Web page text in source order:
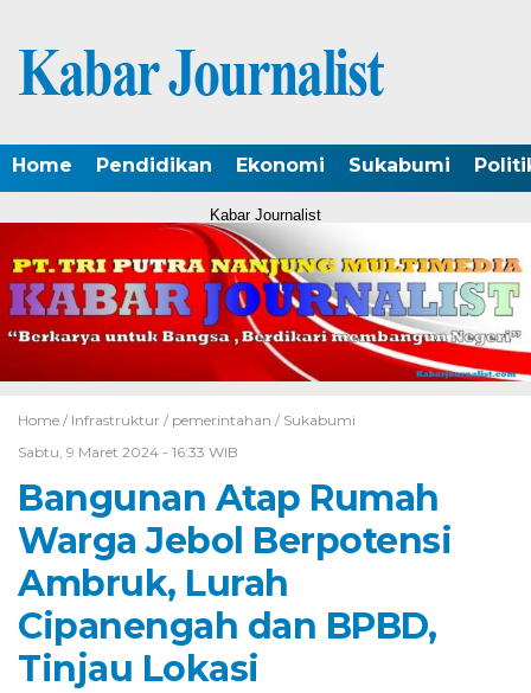
Home Pendidikan Ekonomi Sukabumi
Kabar Journalist
Home / Infrastruktur / pemerintahan / Sukabumi
Sabtu, 9 Maret 2024 - 16:33 WIB
Bangunan Atap Rumah
Warga Jebol Berpotensi
Ambruk, Lurah
Cipanengah dan BPBD,
Tinjau Lokasi